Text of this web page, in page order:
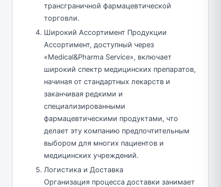
трансграничной фармацевтической
торговли.
Широкий Ассортимент Продукции
Ассортимент, доступный через
«Medical&Pharma Service», включает
широкий спектр медицинских препаратов,
начиная от стандартных лекарств и
заканчивая редкими и
специализированными
фармацевтическими продуктами, что
делает эту компанию предпочтительным
выбором для многих пациентов и
медицинских учреждений.
Логистика и Доставка
Организация процесса доставки занимает